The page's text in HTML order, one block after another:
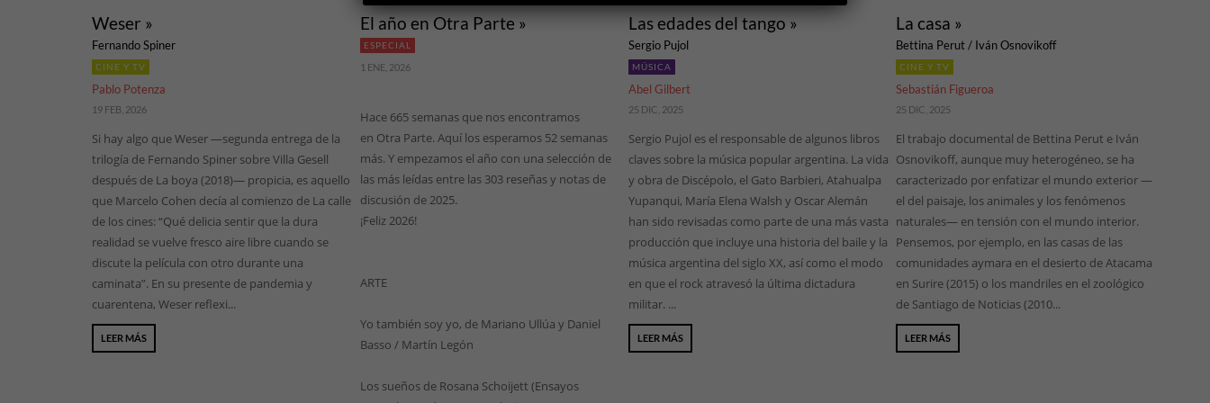
Weser »
Fernando Spiner
CINE Y TV
Pablo Potenza
19 FEB, 2026
Si hay algo que Weser —segunda entrega de la
trilogía de Fernando Spiner sobre Villa Gesell
después de La boya (2018)— propicia, es aquello
que Marcelo Cohen decía al comienzo de La calle
de los cines: “Qué delicia sentir que la dura
realidad se vuelve fresco aire libre cuando se
discute la película con otro durante una
caminata”. En su presente de pandemia y
cuarentena, Weser reflexi...
LEER MÁS
El año en Otra Parte »
ESPECIAL
1 ENE, 2026
Hace 665 semanas que nos encontramos
en Otra Parte. Aquí los esperamos 52 semanas
más. Y empezamos el año con una selección de
las más leídas entre las 303 reseñas y notas de
discusión de 2025.
¡Feliz 2026!
ARTE
Yo también soy yo, de Mariano Ullúa y Daniel
Basso / Martín Legón
Los sueños de Rosana Schoijett (Ensayos
Las edades del tango »
Sergio Pujol
MÚSICA
Abel Gilbert
25 DIC, 2025
Sergio Pujol es el responsable de algunos libros
claves sobre la música popular argentina. La vida
y obra de Discépolo, el Gato Barbieri, Atahualpa
Yupanqui, María Elena Walsh y Oscar Alemán
han sido revisadas como parte de una más vasta
producción que incluye una historia del baile y la
música argentina del siglo XX, así como el modo
en que el rock atravesó la última dictadura
militar. ...
LEER MÁS
La casa »
Bettina Perut / Iván Osnovikoff
CINE Y TV
Sebastián Figueroa
25 DIC, 2025
El trabajo documental de Bettina Perut e Iván
Osnovikoff, aunque muy heterogéneo, se ha
caracterizado por enfatizar el mundo exterior —
el del paisaje, los animales y los fenómenos
naturales— en tensión con el mundo interior.
Pensemos, por ejemplo, en las casas de las
comunidades aymara en el desierto de Atacama
en Surire (2015) o los mandriles en el zoológico
de Santiago de Noticias (2010...
LEER MÁS